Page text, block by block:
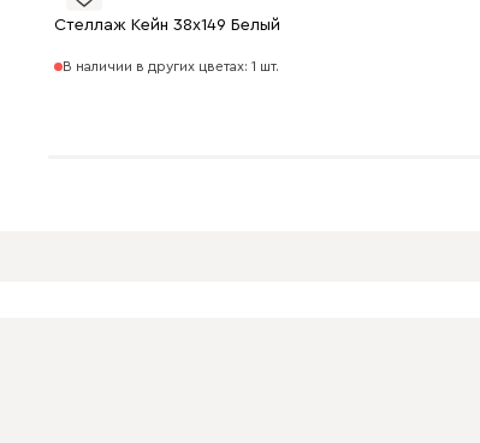
Стеллаж Кейн 38x149 Белый
В наличии в других цветах: 1 шт.